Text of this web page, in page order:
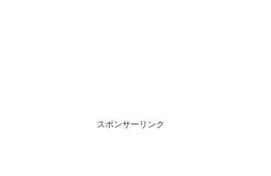
スポンサーリンク